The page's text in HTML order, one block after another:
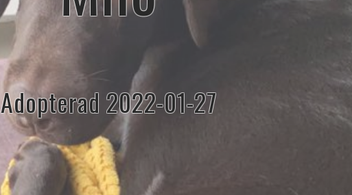
Adopterad 2022-01-27